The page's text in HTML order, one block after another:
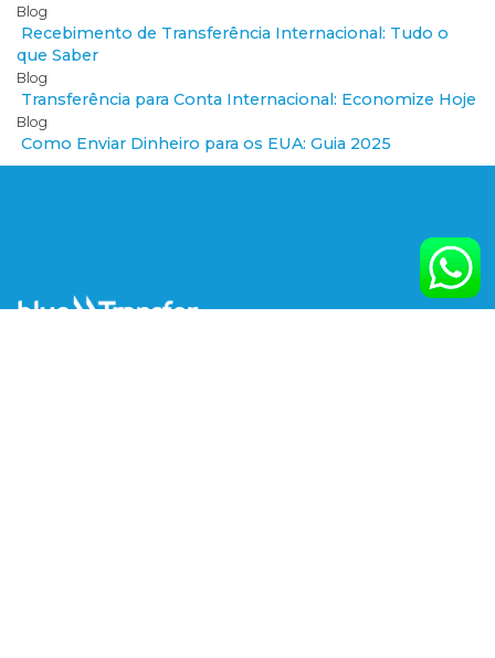
Blog
Recebimento de Transferência Internacional: Tudo o
que Saber
Blog
Transferência para Conta Internacional: Economize Hoje
Blog
Como Enviar Dinheiro para os EUA: Guia 2025